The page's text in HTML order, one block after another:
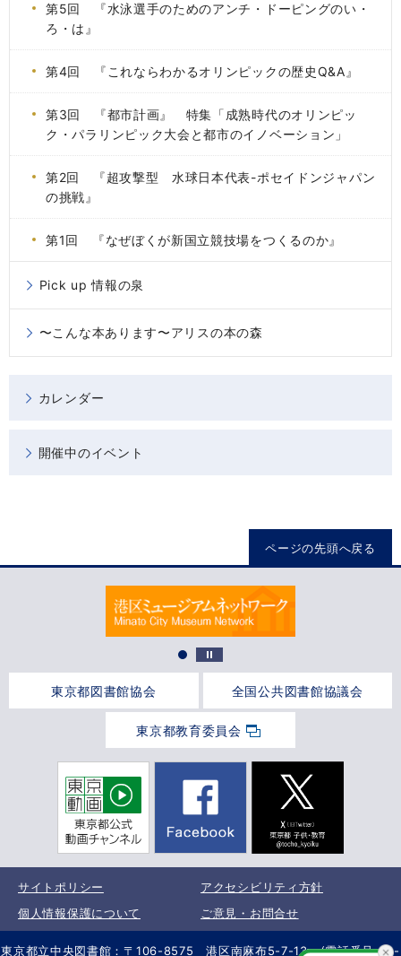
第5回 『水泳選手のためのアンチ・ドーピングのい・
ろ・は』
第4回 『これならわかるオリンピックの歴史Q&A』
第3回 『都市計画』 特集「成熟時代のオリンピッ
ク・パラリンピック大会と都市のイノベーション」
第2回 『超攻撃型 水球日本代表-ポセイドンジャパン
の挑戦』
第1回 『なぜぼくが新国立競技場をつくるのか』
Pick up 情報の泉
〜こんな本あります〜アリスの本の森
カレンダー
開催中のイベント
ページの先頭へ戻る
東京都図書館協会 全国公共図書館協議会
東京都教育委員会
サイトポリシー
アクセシビリティ方針
個人情報保護について
ご意見・お問合せ
東京都立中央図書館：〒106-8575 港区南麻布5-7-13 (電話番号 03-